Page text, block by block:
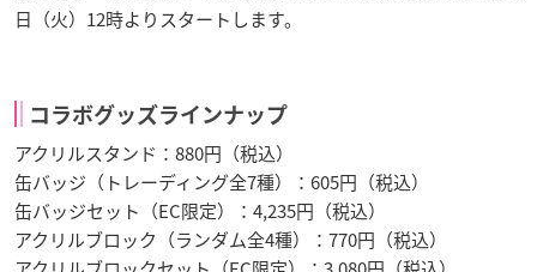
日（火）12時よりスタートします。
コラボグッズラインナップ
アクリルスタンド：880円（税込）
缶バッジ（トレーディング全7種）：605円（税込）
缶バッジセット（EC限定）：4,235円（税込）
アクリルブロック（ランダム全4種）：770円（税込）